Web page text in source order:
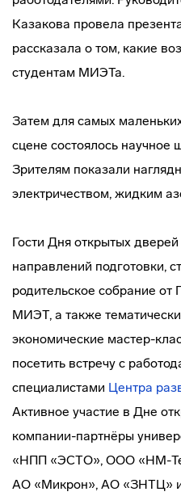
Казакова провела
рассказала о том, какие
студентам МИЭТа.
Затем для самых
сцене состоялось
Зрителям показали
электричеством, жидким
Гости Дня открытых
направлений подготовки,
родительское собрание от
МИЭТ, а также
экономические мастер-
посетить встречу с
специалистами Центра
Активное участие в Дне
компании-партнёры
«НПП «ЭСТО», ООО «НМ-
АО «Микрон», АО «ЗНТЦ»